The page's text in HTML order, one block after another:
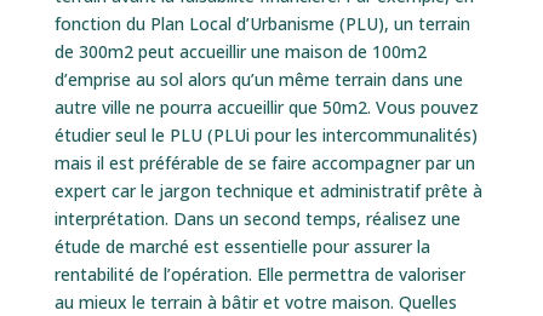
fonction du Plan Local d’Urbanisme (PLU), un terrain
de 300m2 peut accueillir une maison de 100m2
d’emprise au sol alors qu’un même terrain dans une
autre ville ne pourra accueillir que 50m2. Vous pouvez
étudier seul le PLU (PLUi pour les intercommunalités)
mais il est préférable de se faire accompagner par un
expert car le jargon technique et administratif prête à
interprétation. Dans un second temps, réalisez une
étude de marché est essentielle pour assurer la
rentabilité de l’opération. Elle permettra de valoriser
au mieux le terrain à bâtir et votre maison. Quelles